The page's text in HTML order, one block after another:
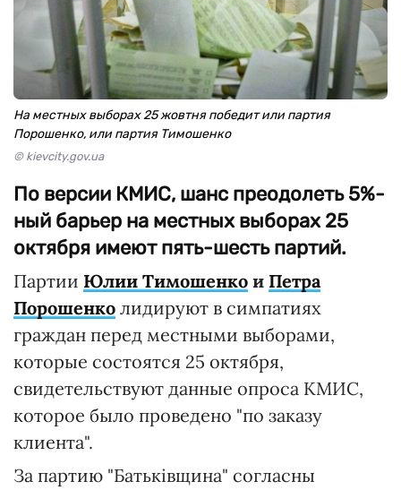
На местных выборах 25 жовтня победит или партия
Порошенко, или партия Тимошенко
© kievcity.gov.ua
По версии КМИС, шанс преодолеть 5%-
ный барьер на местных выборах 25
октября имеют пять-шесть партий.
Партии Юлии Тимошенко и Петра
Порошенко лидируют в симпатиях
граждан перед местными выборами,
которые состоятся 25 октября,
свидетельствуют данные опроса КМИС,
которое было проведено "по заказу
клиента".
За партию "Батьківщина" согласны